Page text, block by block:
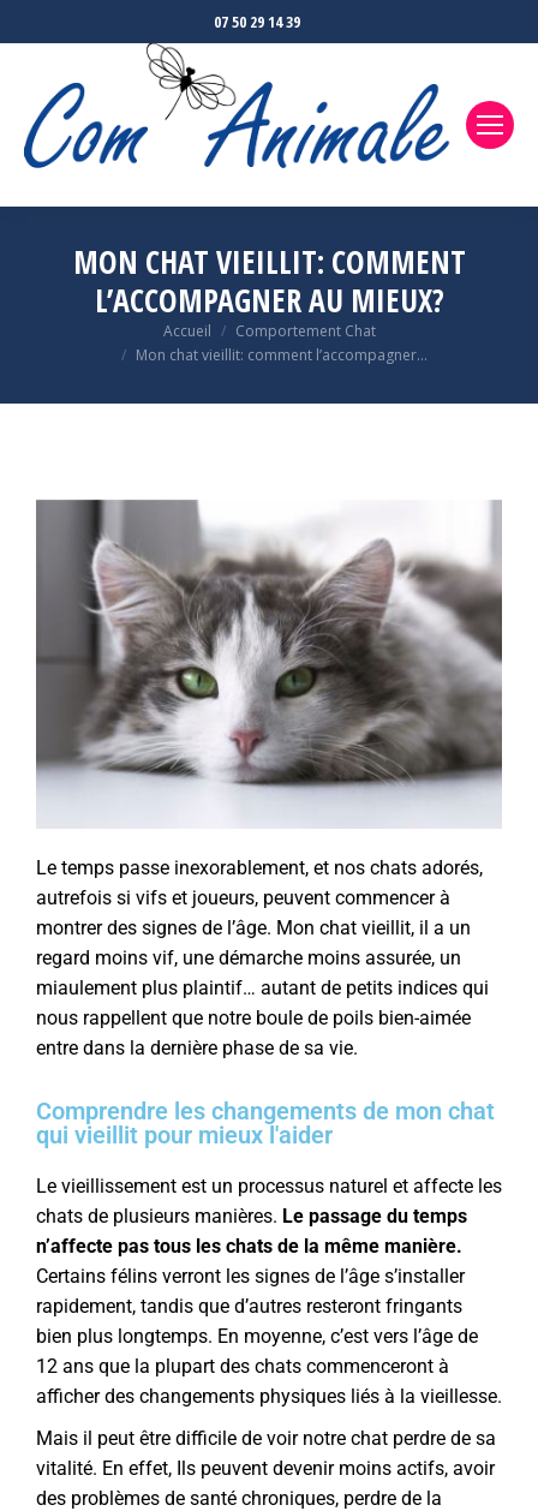
07 50 29 14 39
MON CHAT VIEILLIT: COMMENT
L’ACCOMPAGNER AU MIEUX?
Accueil
Comportement Chat
Mon chat vieillit: comment l’accompagner…
Le temps passe inexorablement, et nos chats adorés,
autrefois si vifs et joueurs, peuvent commencer à
montrer des signes de l’âge. Mon chat vieillit, il a un
regard moins vif, une démarche moins assurée, un
miaulement plus plaintif… autant de petits indices qui
nous rappellent que notre boule de poils bien-aimée
entre dans la dernière phase de sa vie.
Comprendre les changements de mon chat
qui vieillit pour mieux l'aider
Le vieillissement est un processus naturel et affecte les
chats de plusieurs manières. Le passage du temps
n’affecte pas tous les chats de la même manière.
Certains félins verront les signes de l’âge s’installer
rapidement, tandis que d’autres resteront fringants
bien plus longtemps. En moyenne, c’est vers l’âge de
12 ans que la plupart des chats commenceront à
afficher des changements physiques liés à la vieillesse.
Mais il peut être difficile de voir notre chat perdre de sa
vitalité. En effet, Ils peuvent devenir moins actifs, avoir
des problèmes de santé chroniques, perdre de la